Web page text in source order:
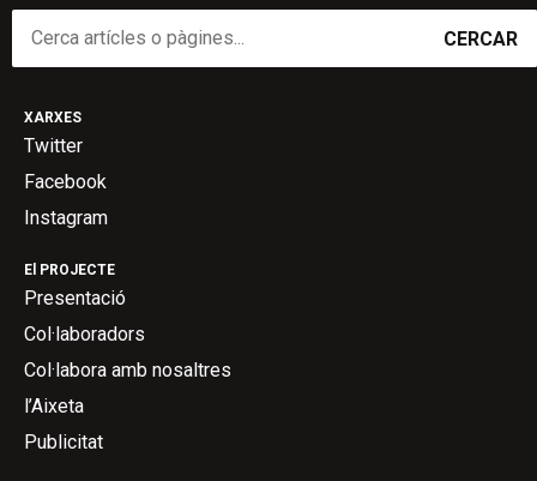
CERCAR
El PROJECTE
Presentació
Col·laboradors
Col·labora amb nosaltres
l’Aixeta
Publicitat
XARXES
Twitter
Facebook
Instagram